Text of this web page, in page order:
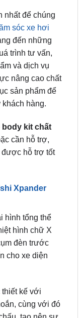
đến những
trình tư vấn,
và dịch vụ
nâng cao chất
sản phẩm để
hàng.
kit chất
hỗ trợ tốt
Xpander
tổng thể
hình chữ X
đèn trước
cho xe diện
kế với
tạo nên sự